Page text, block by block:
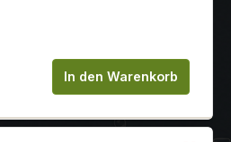
Gib den
In den Warenkorb